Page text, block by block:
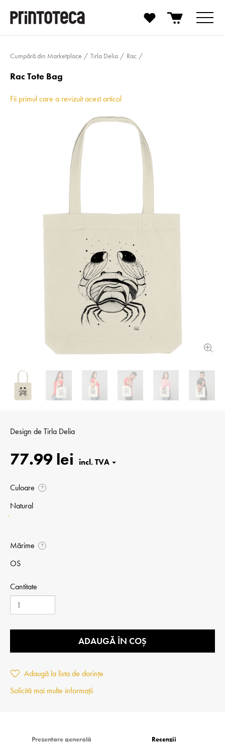
Cumpără din Marketplace Tirla Delia Rac
Rac Tote Bag
Fii primul care a revizuit acest articol
Design de Tirla Delia
77.99 lei
Culoare ?
Natural
Mărime ?
OS
Cantitate
ADAUGĂ ÎN COȘ
Adaugă la lista de dorințe
Solicită mai multe informații
Prezentare generală Recenzii